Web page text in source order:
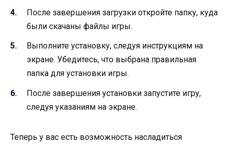
После завершения загрузки откройте папку, куда
были скачаны файлы игры.
Выполните установку, следуя инструкциям на
экране. Убедитесь, что выбрана правильная
папка для установки игры.
После завершения установки запустите игру,
следуя указаниям на экране.
Теперь у вас есть возможность насладиться